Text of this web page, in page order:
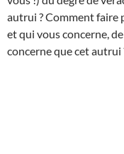
autrui ? Comment faire
et qui vous concerne, de
concerne que cet autrui